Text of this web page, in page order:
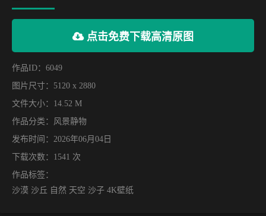
点击免费下载高清原图
作品ID：6049
图片尺寸：5120 x 2880
文件大小：14.52 M
作品分类： 风景静物
发布时间：2026年06月04日
下载次数：1541 次
作品标签：
沙漠 沙丘 自然 天空 沙子 4K壁纸